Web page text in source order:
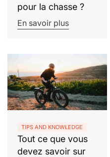
pour la chasse ?
En savoir plus
TIPS AND KNOWLEDGE
Tout ce que vous
devez savoir sur